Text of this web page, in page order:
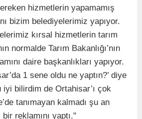
hizmetlerin yapamamış
bizim belediyelerimiz yapıyor.
kırsal hizmetlerin tarım
normalde Tarım Bakanlığı’nın
daire başkanlıkları yapıyor.
1 sene oldu ne yaptın?’ diye
iyi bilirdim de Ortahisar’ı çok
tanımayan kalmadı şu an
reklamını yaptı."